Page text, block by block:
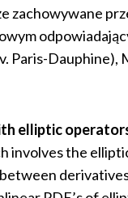
zachowywane
Paris-Dauphine),
elliptic
involves the